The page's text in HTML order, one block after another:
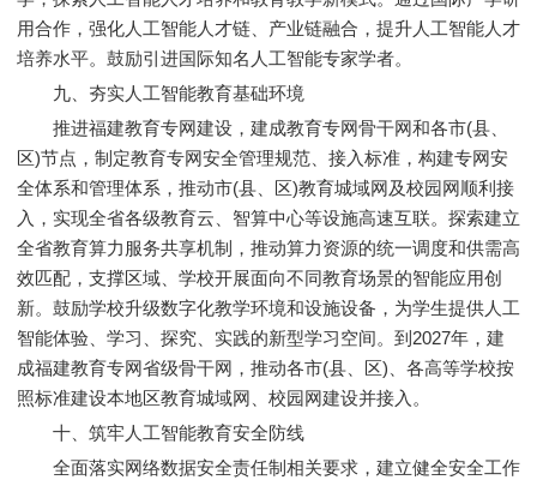
用合作，强化人工智能人才链、产业链融合，提升人工智能人才
培养水平。鼓励引进国际知名人工智能专家学者。
九、夯实人工智能教育基础环境
推进福建教育专网建设，建成教育专网骨干网和各市(县、
区)节点，制定教育专网安全管理规范、接入标准，构建专网安
全体系和管理体系，推动市(县、区)教育城域网及校园网顺利接
入，实现全省各级教育云、智算中心等设施高速互联。探索建立
全省教育算力服务共享机制，推动算力资源的统一调度和供需高
效匹配，支撑区域、学校开展面向不同教育场景的智能应用创
新。鼓励学校升级数字化教学环境和设施设备，为学生提供人工
智能体验、学习、探究、实践的新型学习空间。到2027年，建
成福建教育专网省级骨干网，推动各市(县、区)、各高等学校按
照标准建设本地区教育城域网、校园网建设并接入。
十、筑牢人工智能教育安全防线
全面落实网络数据安全责任制相关要求，建立健全安全工作